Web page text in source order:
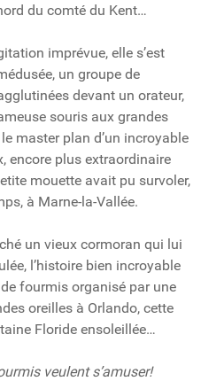
du comté du Kent…
imprévue, elle s’est
un groupe de
devant un orateur,
souris aux grandes
master plan d’un incroyable
encore plus extraordinaire
mouette avait pu survoler,
à Marne-la-Vallée.
un vieux cormoran qui lui
l’histoire bien incroyable
fourmis organisé par une
oreilles à Orlando, cette
Floride ensoleillée…
veulent s’amuser!